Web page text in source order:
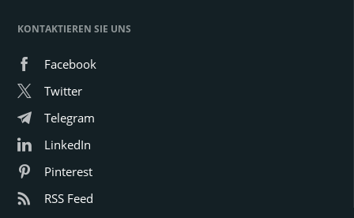
KONTAKTIEREN SIE UNS
Facebook
Twitter
Telegram
LinkedIn
Pinterest
RSS Feed